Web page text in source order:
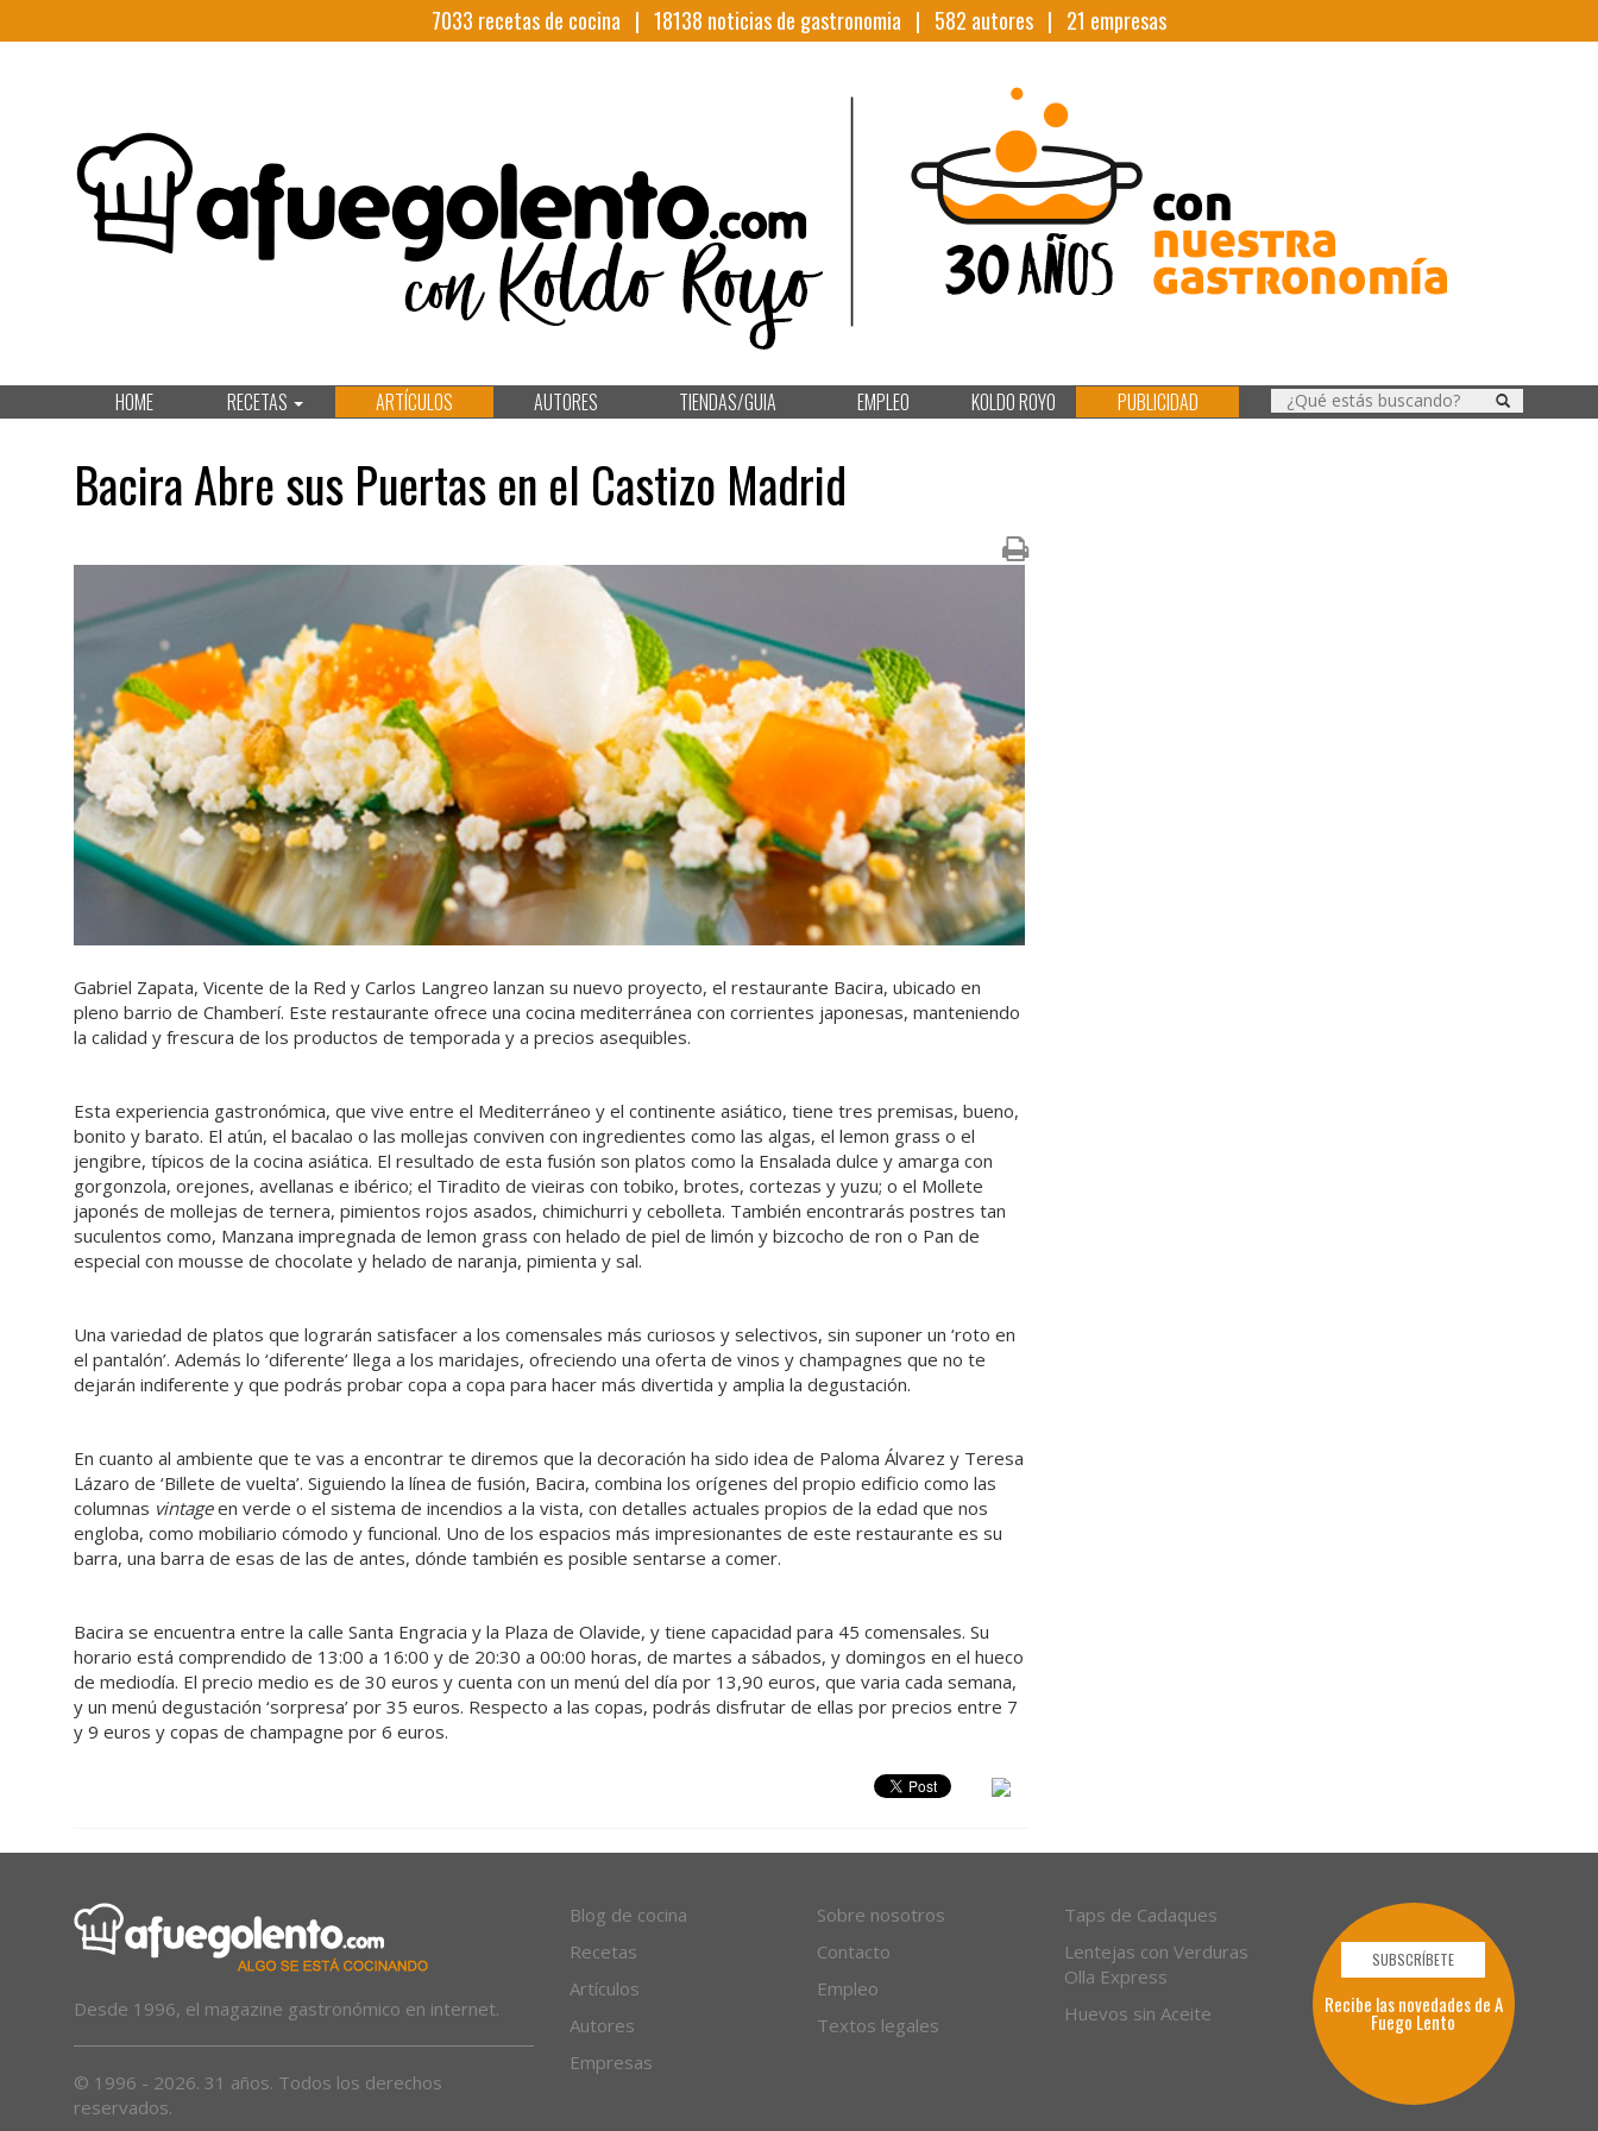
7033 recetas de cocina | 18138 noticias de gastronomia | 582 autores | 21 empresas
HOME RECETAS ARTÍCULOS AUTORES TIENDAS/GUIA EMPLEO KOLDO ROYO PUBLICIDAD
Bacira Abre sus Puertas en el Castizo Madrid
Gabriel Zapata, Vicente de la Red y Carlos Langreo lanzan su nuevo proyecto, el restaurante Bacira, ubicado en
pleno barrio de Chamberí. Este restaurante ofrece una cocina mediterránea con corrientes japonesas, manteniendo
la calidad y frescura de los productos de temporada y a precios asequibles.
Esta experiencia gastronómica, que vive entre el Mediterráneo y el continente asiático, tiene tres premisas, bueno,
bonito y barato. El atún, el bacalao o las mollejas conviven con ingredientes como las algas, el lemon grass o el
jengibre, típicos de la cocina asiática. El resultado de esta fusión son platos como la Ensalada dulce y amarga con
gorgonzola, orejones, avellanas e ibérico; el Tiradito de vieiras con tobiko, brotes, cortezas y yuzu; o el Mollete
japonés de mollejas de ternera, pimientos rojos asados, chimichurri y cebolleta. También encontrarás postres tan
suculentos como, Manzana impregnada de lemon grass con helado de piel de limón y bizcocho de ron o Pan de
especial con mousse de chocolate y helado de naranja, pimienta y sal.
Una variedad de platos que lograrán satisfacer a los comensales más curiosos y selectivos, sin suponer un ‘roto en
el pantalón’. Además lo ‘diferente’ llega a los maridajes, ofreciendo una oferta de vinos y champagnes que no te
dejarán indiferente y que podrás probar copa a copa para hacer más divertida y amplia la degustación.
En cuanto al ambiente que te vas a encontrar te diremos que la decoración ha sido idea de Paloma Álvarez y Teresa
Lázaro de ‘Billete de vuelta’. Siguiendo la línea de fusión, Bacira, combina los orígenes del propio edificio como las
columnas vintageen verde o el sistema de incendios a la vista, con detalles actuales propios de la edad que nos
engloba, como mobiliario cómodo y funcional. Uno de los espacios más impresionantes de este restaurante es su
barra, una barra de esas de las de antes, dónde también es posible sentarse a comer.
Bacira se encuentra entre la calle Santa Engracia y la Plaza de Olavide, y tiene capacidad para 45 comensales. Su
horario está comprendido de 13:00 a 16:00 y de 20:30 a 00:00 horas, de martes a sábados, y domingos en el hueco
de mediodía. El precio medio es de 30 euros y cuenta con un menú del día por 13,90 euros, que varia cada semana,
y un menú degustación ‘sorpresa’ por 35 euros. Respecto a las copas, podrás disfrutar de ellas por precios entre 7
y 9 euros y copas de champagne por 6 euros.
Desde 1996, el magazine gastronómico en internet.
© 1996 - 2026. 31 años. Todos los derechos
reservados.
Blog de cocina
Recetas
Artículos
Autores
Empresas
Sobre nosotros
Contacto
Empleo
Textos legales
Taps de Cadaques
Lentejas con Verduras
Olla Express
Huevos sin Aceite
SUBSCRÍBETE
Recibe las novedades de A
Fuego Lento